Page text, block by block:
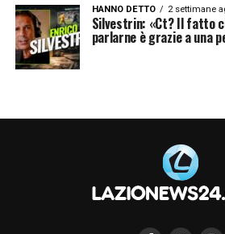
regalare sorprese e grandi
all’ultima giornata.
destinata a entrare nei
appassionati di calcio.
HANNO DETTO 2 settimane
Silvestrin: «Ct? Il fatto
parlarne è grazie a una